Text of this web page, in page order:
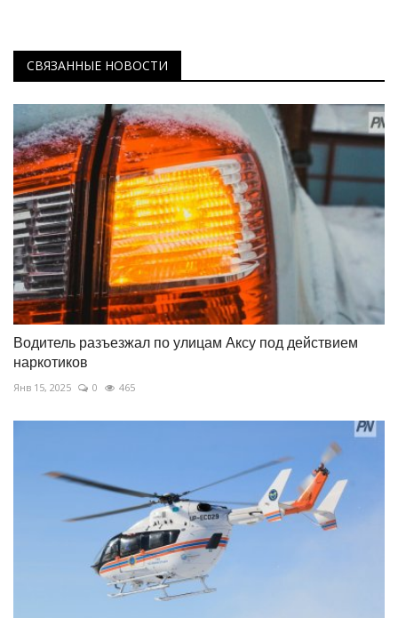
СВЯЗАННЫЕ НОВОСТИ
Водитель разъезжал по улицам Аксу под действием
наркотиков
Янв 15, 2025 0 465